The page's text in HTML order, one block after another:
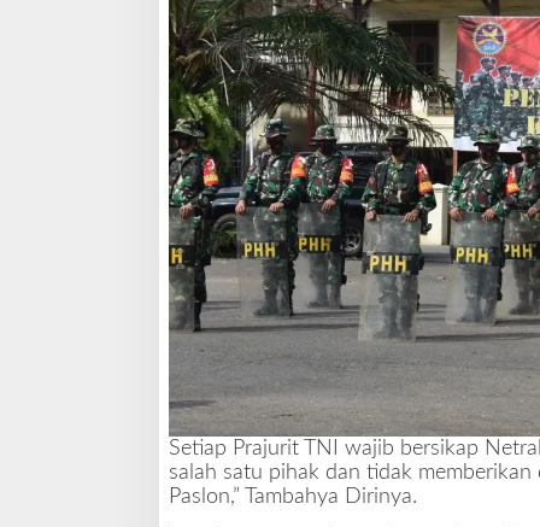
Setiap Prajurit TNI wajib bersikap
salah satu pihak dan tidak
Paslon,” Tambahya Dirinya.